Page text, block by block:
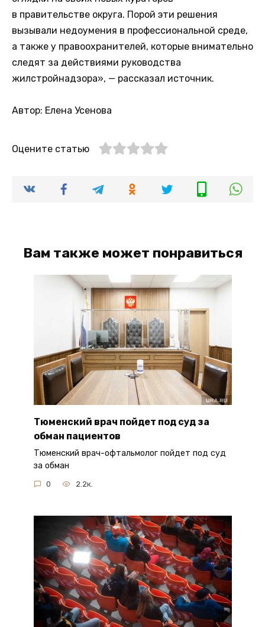
в правительстве округа. Порой эти решения
вызывали недоумения в профессиональной среде,
а также у правоохранителей, которые внимательно
следят за действиями руководства
жилстройнадзора», — рассказал источник.
Автор: Елена Усенова
Оцените статью
Вам также может понравиться
Тюменский врач пойдет под суд за
обман пациентов
Тюменский врач-офтальмолог пойдет под суд
за обман
0 2.2к.